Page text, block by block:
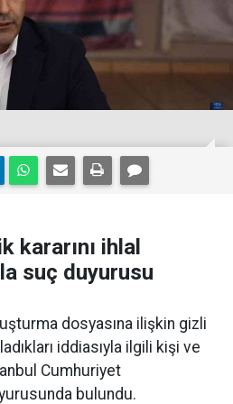
kararını ihlal
suç duyurusu
dosyasına ilişkin gizli
iddiasıyla ilgili kişi ve
Cumhuriyet
bulundu.